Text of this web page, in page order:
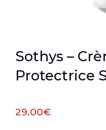
Sothys –
Protectrice
29.00€